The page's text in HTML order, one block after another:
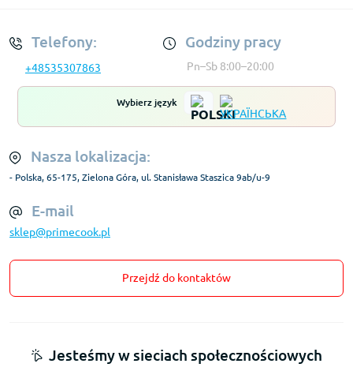
Telefony:
+48535307863
Godziny pracy
Pn–Sb 8:00–20:00
Wybierz język
Nasza lokalizacja:
- Polska, 65-175, Zielona Góra, ul. Stanisława Staszica 9ab/u-9
E-mail
sklep@primecook.pl
Przejdź do kontaktów
Jesteśmy w sieciach społecznościowych